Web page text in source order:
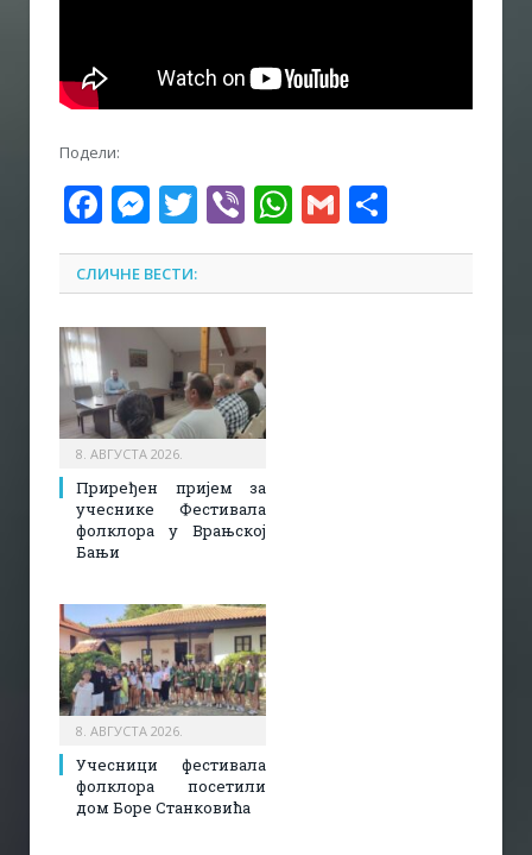
Подели:
Facebook
Messenger
Twitter
ViberWhatsApp
Gmail
СЛИЧНЕ ВЕСТИ:
8. АВГУСТА 2026.
Приређен пријем за
учеснике Фестивала
фолклора у Врањској
Бањи
8. АВГУСТА 2026.
Учесници фестивала
фолклора посетили
дом Боре Станковића